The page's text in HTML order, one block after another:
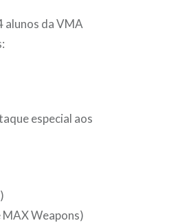
alunos da VMA
especial aos
MAX Weapons)